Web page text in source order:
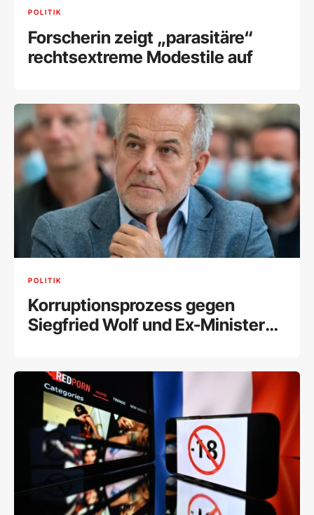
POLITIK
Forscherin zeigt „parasitäre“
rechtsextreme Modestile auf
POLITIK
Korruptionsprozess gegen
Siegfried Wolf und Ex-Minister